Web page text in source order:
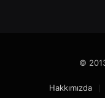
©
Hakkımızda